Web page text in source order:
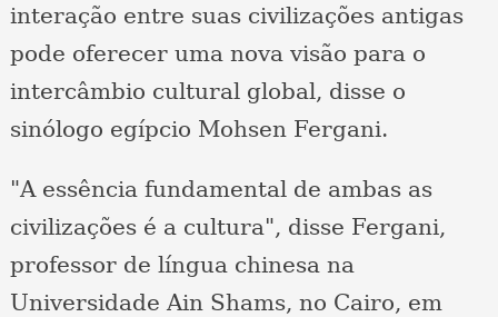
interação entre suas civilizações antigas
pode oferecer uma nova visão para o
intercâmbio cultural global, disse o
sinólogo egípcio Mohsen Fergani.
"A essência fundamental de ambas as
civilizações é a cultura", disse Fergani,
professor de língua chinesa na
Universidade Ain Shams, no Cairo, em